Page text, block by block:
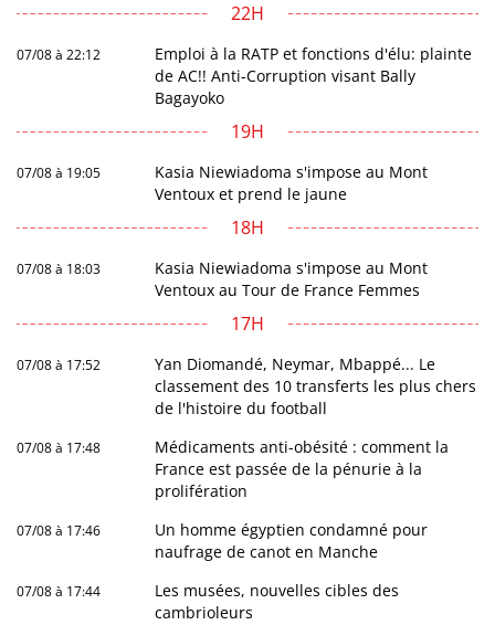
22H
07/08 à 22:12
Emploi à la RATP et fonctions d'élu: plainte
de AC!! Anti-Corruption visant Bally
Bagayoko
19H
07/08 à 19:05
Kasia Niewiadoma s'impose au Mont
Ventoux et prend le jaune
18H
07/08 à 18:03
Kasia Niewiadoma s'impose au Mont
Ventoux au Tour de France Femmes
17H
07/08 à 17:52
Yan Diomandé, Neymar, Mbappé... Le
classement des 10 transferts les plus chers
de l'histoire du football
07/08 à 17:48
Médicaments anti-obésité : comment la
France est passée de la pénurie à la
prolifération
07/08 à 17:46
Un homme égyptien condamné pour
naufrage de canot en Manche
07/08 à 17:44
Les musées, nouvelles cibles des
cambrioleurs